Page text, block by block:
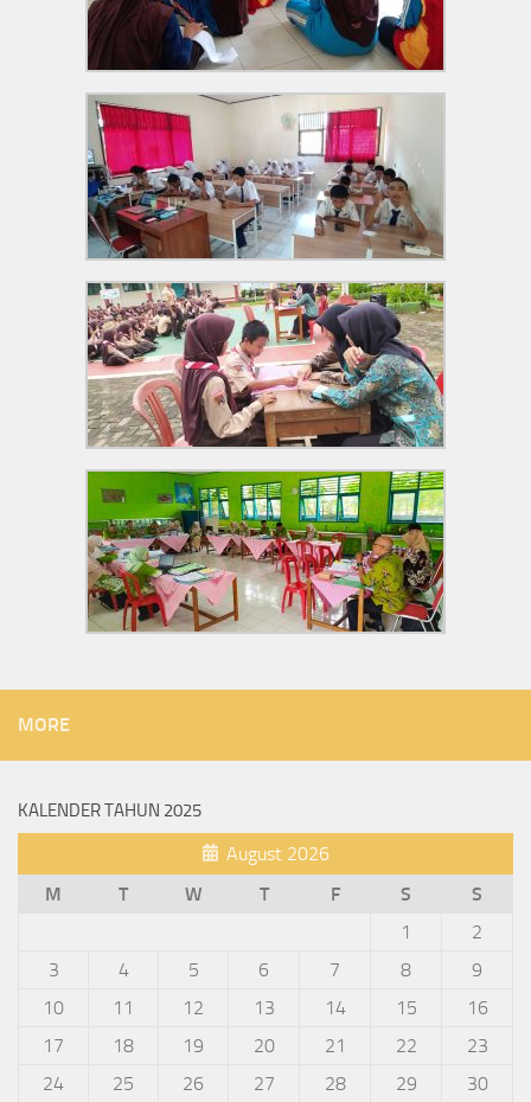
MORE
KALENDER TAHUN 2025
August 2026
M
T W T F S
S
1
2
3
4 5 6 7 8
9
10
11 12 13 14 15
16
17
18 19 20 21 22
23
24
25 26 27 28 29
30